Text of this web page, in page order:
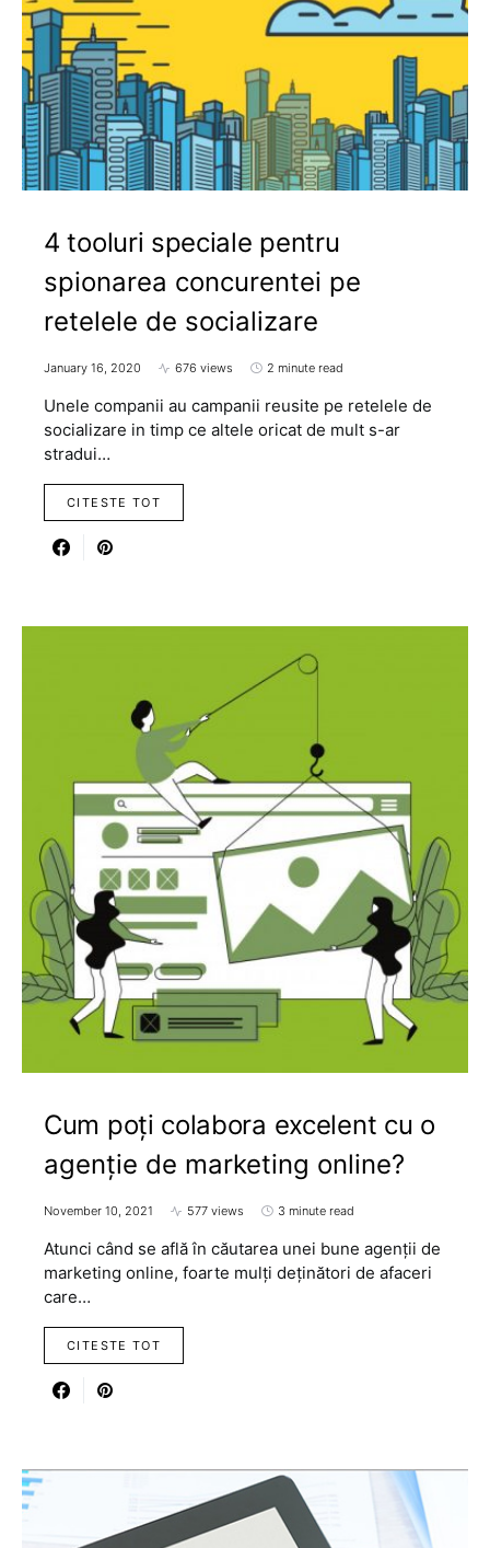
4 tooluri speciale pentru
spionarea concurentei pe
retelele de socializare
January 16, 2020 676 views 2 minute read
Unele companii au campanii reusite pe retelele de
socializare in timp ce altele oricat de mult s-ar
stradui…
CITESTE TOT
Cum poți colabora excelent cu o
agenție de marketing online?
November 10, 2021 577 views 3 minute read
Atunci când se află în căutarea unei bune agenții de
marketing online, foarte mulți deținători de afaceri
care…
CITESTE TOT